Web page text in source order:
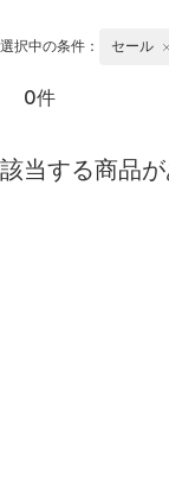
選択中の条件： セール
0件
該当する商品が